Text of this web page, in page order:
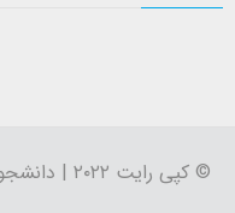
© کپی رایت ۲۰۲۲ | دانشجوبازار